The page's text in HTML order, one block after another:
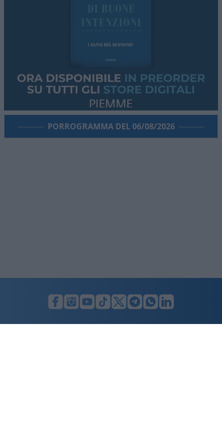
PORROGRAMMA DEL 06/08/2026
LUNIFIN S.r.l. a socio unico. Sede legale Milano, Largo F. Richini, 2/A,